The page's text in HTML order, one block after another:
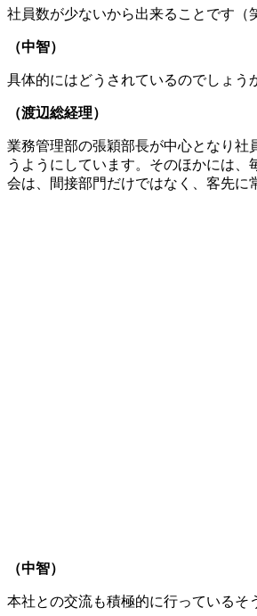
社員数が少ないから出来ることです（
（中智）
具体的にはどうされているのでしょう
（渡辺総経理）
業務管理部の張穎部長が中心となり社
うようにしています。そのほかには
会は、間接部門だけではなく、客先に
（中智）
本社との交流も積極的に行っているそ